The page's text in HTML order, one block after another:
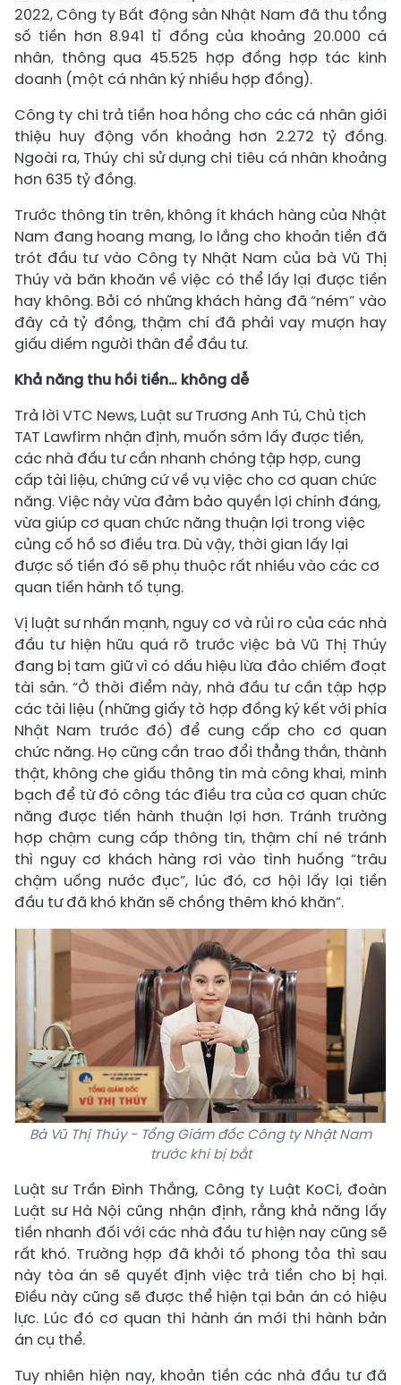
2022, Công ty Bất động sản Nhật Nam đã thu tổng
số tiền hơn 8.941 tỉ đồng của khoảng 20.000 cá
nhân, thông qua 45.525 hợp đồng hợp tác kinh
doanh (một cá nhân ký nhiều hợp đồng).
Công ty chi trả tiền hoa hồng cho các cá nhân giới
thiệu huy động vốn khoảng hơn 2.272 tỷ đồng.
Ngoài ra, Thúy chi sử dụng chi tiêu cá nhân khoảng
hơn 635 tỷ đồng.
Trước thông tin trên, không ít khách hàng của Nhật
Nam đang hoang mang, lo lắng cho khoản tiền đã
trót đầu tư vào Công ty Nhật Nam của bà Vũ Thị
Thúy và băn khoăn về việc có thể lấy lại được tiền
hay không. Bởi có những khách hàng đã “ném” vào
đây cả tỷ đồng, thậm chí đã phải vay mượn hay
giấu diếm người thân để đầu tư.
Khả năng thu hồi tiền… không dễ
Trả lời VTC News, Luật sư Trương Anh Tú, Chủ tịch
TAT Lawfirm nhận định, muốn sớm lấy được tiền,
các nhà đầu tư cần nhanh chóng tập hợp, cung
cấp tài liệu, chứng cứ về vụ việc cho cơ quan chức
năng. Việc này vừa đảm bảo quyền lợi chính đáng,
vừa giúp cơ quan chức năng thuận lợi trong việc
củng cố hồ sơ điều tra. Dù vậy, thời gian lấy lại
được số tiền đó sẽ phụ thuộc rất nhiều vào các cơ
quan tiến hành tố tụng.
Vị luật sư nhấn mạnh, nguy cơ và rủi ro của các nhà
đầu tư hiện hữu quá rõ trước việc bà Vũ Thị Thúy
đang bị tam giữ vì có dấu hiệu lừa đảo chiếm đoạt
tài sản. “Ở thời điểm này, nhà đầu tư cần tập hợp
các tài liệu (những giấy tờ hợp đồng ký kết với phía
Nhật Nam trước đó) để cung cấp cho cơ quan
chức năng. Họ cũng cần trao đổi thẳng thắn, thành
thật, không che giấu thông tin mà công khai, minh
bạch để từ đó công tác điều tra của cơ quan chức
năng được tiến hành thuận lợi hơn. Tránh trường
hợp chậm cung cấp thông tin, thậm chí né tránh
thì nguy cơ khách hàng rơi vào tình huống “trâu
chậm uống nước đục”, lúc đó, cơ hội lấy lại tiền
đầu tư đã khó khăn sẽ chồng thêm khó khăn”.
Bà Vũ Thị Thúy - Tổng Giám đốc Công ty Nhật Nam
trước khi bị bắt
Luật sư Trần Đình Thắng, Công ty Luật KoCi, đoàn
Luật sư Hà Nội cũng nhận định, rằng khả năng lấy
tiền nhanh đối với các nhà đầu tư hiện nay cũng sẽ
rất khó. Trường hợp đã khởi tố phong tỏa thì sau
này tòa án sẽ quyết định việc trả tiền cho bị hại.
Điều này cũng sẽ được thể hiện tại bản án có hiệu
lực. Lúc đó cơ quan thi hành án mới thi hành bản
án cụ thể.
Tuy nhiên hiện nay, khoản tiền các nhà đầu tư đã